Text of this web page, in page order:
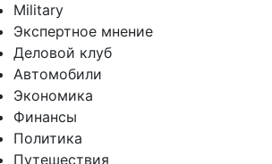
Military
Экспертное мнение
Деловой клуб
Автомобили
Экономика
Финансы
Политика
Путешествия